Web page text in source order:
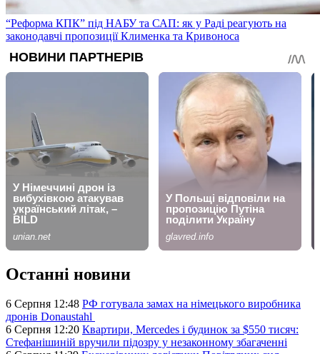
“Реформа КПК” під НАБУ та САП: як у Раді реагують на
законодавчі пропозиції Клименка та Кривоноса
Останні новини
6 Серпня 12:48 РФ готувала замах на німецького виробника
дронів Donaustahl
6 Серпня 12:20 Квартири, Mercedes і будинок за $550 тисяч:
Стефанішиній вручили підозру у незаконному збагаченні